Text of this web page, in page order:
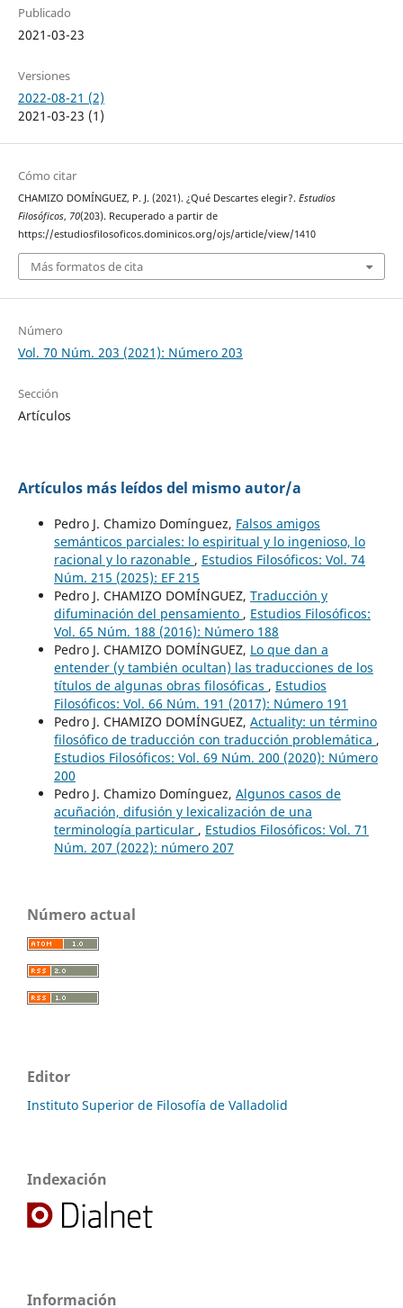
Publicado
2021-03-23
Versiones
2022-08-21 (2)
2021-03-23 (1)
Cómo citar
CHAMIZO DOMÍNGUEZ, P. J. (2021). ¿Qué Descartes elegir?. Estudios
Filosóficos, 70(203). Recuperado a partir de
https://estudiosfilosoficos.dominicos.org/ojs/article/view/1410
Más formatos de cita
Número
Vol. 70 Núm. 203 (2021): Número 203
Sección
Artículos
Artículos más leídos del mismo autor/a
Pedro J. Chamizo Domínguez, Falsos amigos
semánticos parciales: lo espiritual y lo ingenioso, lo
racional y lo razonable , Estudios Filosóficos: Vol. 74
Núm. 215 (2025): EF 215
Pedro J. CHAMIZO DOMÍNGUEZ, Traducción y
difuminación del pensamiento , Estudios Filosóficos:
Vol. 65 Núm. 188 (2016): Número 188
Pedro J. CHAMIZO DOMÍNGUEZ, Lo que dan a
entender (y también ocultan) las traducciones de los
títulos de algunas obras filosóficas , Estudios
Filosóficos: Vol. 66 Núm. 191 (2017): Número 191
Pedro J. CHAMIZO DOMÍNGUEZ, Actuality: un término
filosófico de traducción con traducción problemática ,
Estudios Filosóficos: Vol. 69 Núm. 200 (2020): Número
200
Pedro J. Chamizo Domínguez, Algunos casos de
acuñación, difusión y lexicalización de una
terminología particular , Estudios Filosóficos: Vol. 71
Núm. 207 (2022): número 207
Número actual
Editor
Instituto Superior de Filosofía de Valladolid
Indexación
Información